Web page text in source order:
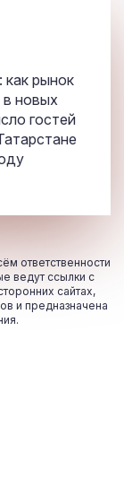
рынок
в новых
гостей
ответственности
ведут ссылки с
сайтах,
и предназначена